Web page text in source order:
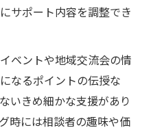
サポート内容を調整でき
ベントや地域交流会の情
なるポイントの伝授な
いきめ細かな支援があり
時には相談者の趣味や価